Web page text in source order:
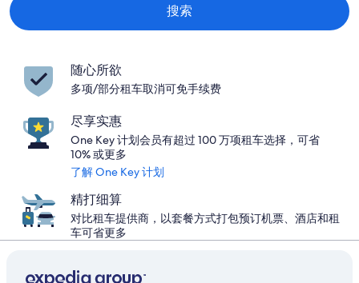
搜索
随心所欲
多项/部分租车取消可免手续费
尽享实惠
One Key 计划会员有超过 100 万项租车选择，可省
10% 或更多
了解 One Key 计划
精打细算
对比租车提供商，以套餐方式打包预订机票、酒店和租
车可省更多